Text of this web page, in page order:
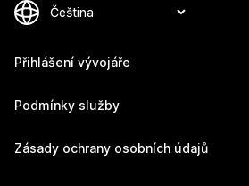
Přihlášení vývojáře
Podmínky služby
Zásady ochrany osobních údajů